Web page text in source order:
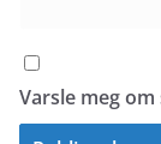
Varsle meg